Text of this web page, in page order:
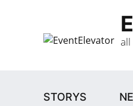
STORYS